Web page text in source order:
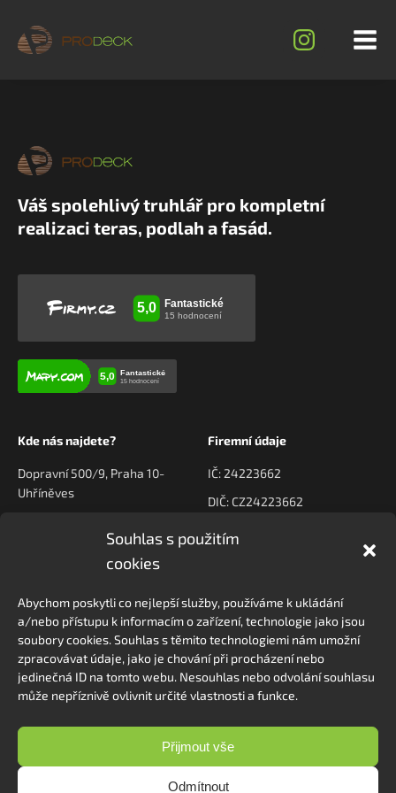
Souhlas s použitím
cookies
Abychom poskytli co nejlepší služby, používáme k ukládání
a/nebo přístupu k informacím o zařízení, technologie jako jsou
soubory cookies. Souhlas s těmito technologiemi nám umožní
zpracovávat údaje, jako je chování při procházení nebo
jedinečná ID na tomto webu. Nesouhlas nebo odvolání souhlasu
může nepříznivě ovlivnit určité vlastnosti a funkce.
Přijmout vše
Odmítnout
Váš spolehlivý truhlář pro kompletní
realizaci teras, podlah a fasád.
Kde nás najdete?
Dopravní 500/9, Praha 10-
Uhříněves
Firemní údaje
IČ: 24223662
DIČ: CZ24223662
Kontaktujte nás
+420 778 222 800
Navigace
O nás
Kontakt